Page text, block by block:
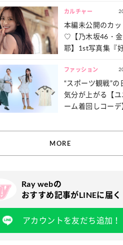
カルチャー
本編未公開のカ
♡【乃木坂46・
耶】1st写真集『
たっぷりとお届
ファッション
“スポーツ観戦”
気分が上がる【ユ
ーム着回しコー
MORE
Ray webの
おすすめ記事がLINEに届く
アカウントを友だち追加！